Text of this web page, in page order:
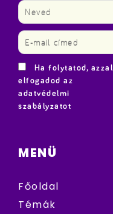
Ha folytatod, azzal
elfogadod az
adatvédelmi
szabályzatot
MENÜ
Főoldal
Témák